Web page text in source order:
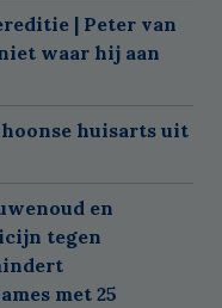
| Peter van
waar hij aan
huisarts uit
en
tegen
met 25